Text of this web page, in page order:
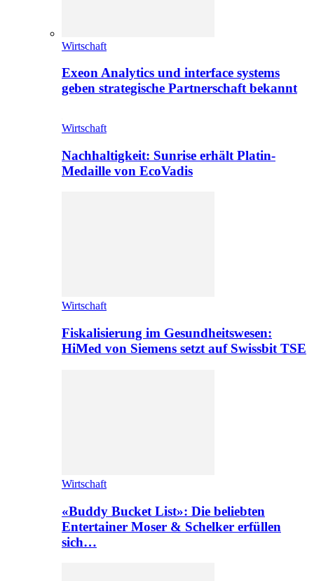
Wirtschaft
Exeon Analytics und interface systems
geben strategische Partnerschaft bekannt
Wirtschaft
Nachhaltigkeit: Sunrise erhält Platin-
Medaille von EcoVadis
Wirtschaft
Fiskalisierung im Gesundheitswesen:
HiMed von Siemens setzt auf Swissbit TSE
Wirtschaft
«Buddy Bucket List»: Die beliebten
Entertainer Moser & Schelker erfüllen
sich…